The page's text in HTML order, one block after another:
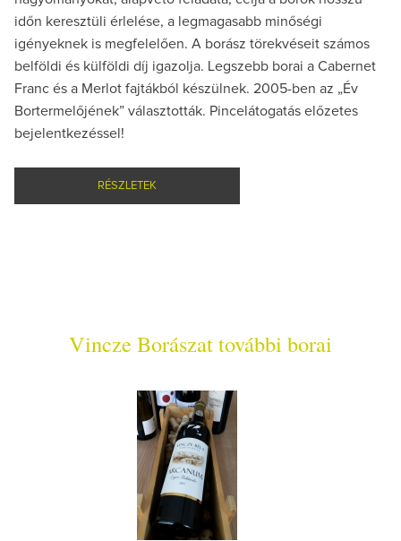
időn keresztüli érlelése, a legmagasabb minőségi
igényeknek is megfelelően. A borász törekvéseit számos
belföldi és külföldi díj igazolja. Legszebb borai a Cabernet
Franc és a Merlot fajtákból készülnek. 2005-ben az „Év
Bortermelőjének” választották. Pincelátogatás előzetes
bejelentkezéssel!
RÉSZLETEK
Vincze Borászat további borai